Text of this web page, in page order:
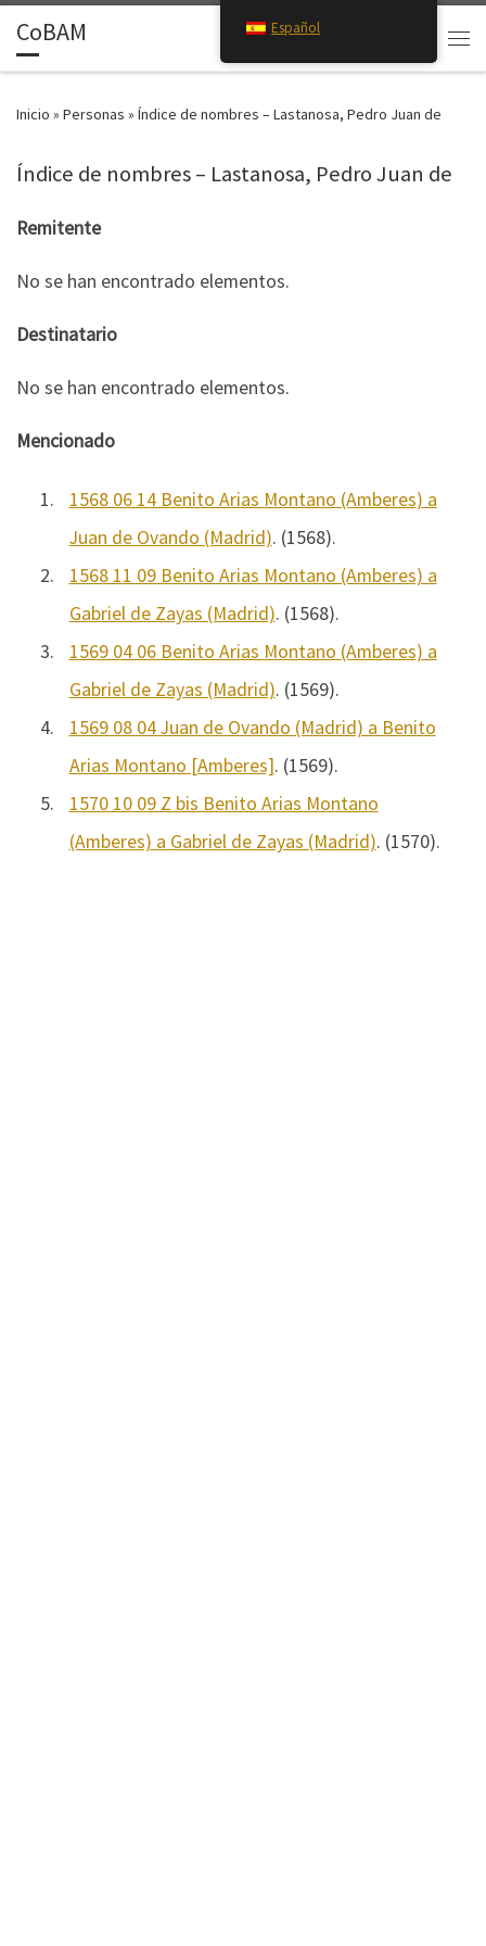
Saltar al contenido
CoBAM
Search
Inicio » Personas » Índice de nombres – Lastanosa, Pedro Juan de
Índice de nombres – Lastanosa, Pedro Juan de
Remitente
No se han encontrado elementos.
Destinatario
No se han encontrado elementos.
Mencionado
1.
1568 06 14 Benito Arias Montano (Amberes) a
Juan de Ovando (Madrid). (1568).
2.
1568 11 09 Benito Arias Montano (Amberes) a
Gabriel de Zayas (Madrid). (1568).
3.
1569 04 06 Benito Arias Montano (Amberes) a
Gabriel de Zayas (Madrid). (1569).
4.
1569 08 04 Juan de Ovando (Madrid) a Benito
Arias Montano [Amberes]. (1569).
5.
1570 10 09 Z bis Benito Arias Montano
(Amberes) a Gabriel de Zayas (Madrid). (1570).
Español